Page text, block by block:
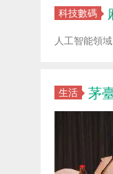
科技數碼
人工智能領
生活 茅